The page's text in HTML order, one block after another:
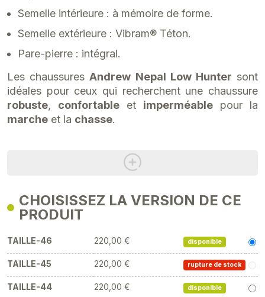
Semelle intérieure : à mémoire de forme.
Semelle extérieure : Vibram® Téton.
Pare-pierre : intégral.
Les chaussuresAndrew Nepal Low Hunter sont
idéales pour ceux qui recherchent une chaussure
robuste, confortable et imperméable pour la
marche et la chasse.
CHOISISSEZ LA VERSION DE CE
PRODUIT
TAILLE-46 220,00 € disponible
TAILLE-45 220,00 € rupture de stock
TAILLE-44 220,00 € disponible